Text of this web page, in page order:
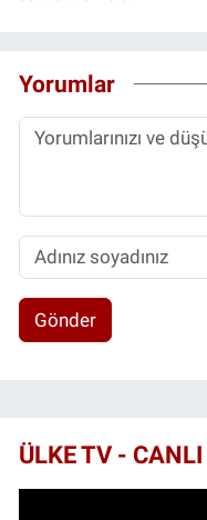
Yorumlar
Gönder
ÜLKE TV - CANLI